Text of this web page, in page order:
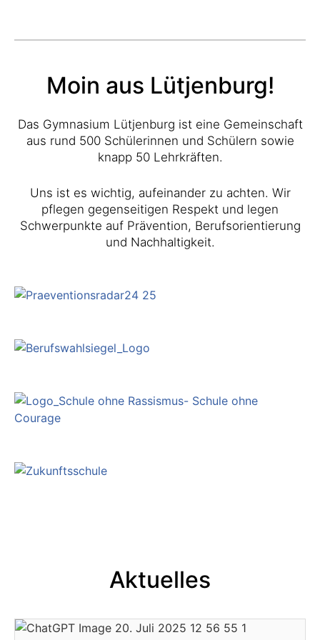
Moin aus Lütjenburg!
Das Gymnasium Lütjenburg ist eine Gemeinschaft
aus rund 500 Schülerinnen und Schülern sowie
knapp 50 Lehrkräften.
Uns ist es wichtig, aufeinander zu achten. Wir
pflegen gegenseitigen Respekt und legen
Schwerpunkte auf Prävention, Berufsorientierung
und Nachhaltigkeit.
Aktuelles